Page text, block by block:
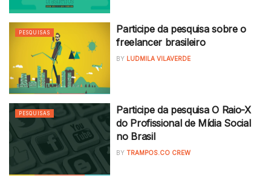
PESQUISAS
Participe da pesquisa sobre o
freelancer brasileiro
BY LUDMILA VILAVERDE
PESQUISAS
Participe da pesquisa O Raio-X
do Profissional de Mídia Social
no Brasil
BY TRAMPOS.CO CREW